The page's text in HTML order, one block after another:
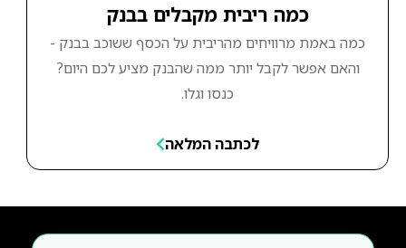
כמה ריבית מקבלים בבנק
כמה באמת מרוויחים מהריבית על הכסף ששוכב בבנק -
והאם אפשר לקבל יותר ממה שהבנק מציע לכם היום?
כנסו וגלו.
לכתבה המלאה